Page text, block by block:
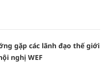
gặp các lãnh đạo thế giới
nghị WEF